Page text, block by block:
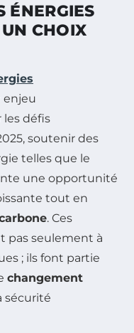
ÉNERGIES
CHOIX
enjeu
défis
soutenir des
telles que le
une opportunité
tout en
. Ces
pas seulement à
; ils font partie
changement
sécurité